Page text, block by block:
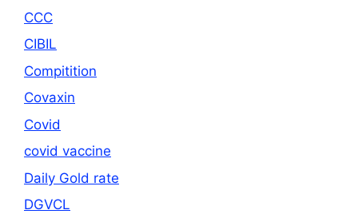
CCC
CIBIL
Compitition
Covaxin
Covid
covid vaccine
Daily Gold rate
DGVCL